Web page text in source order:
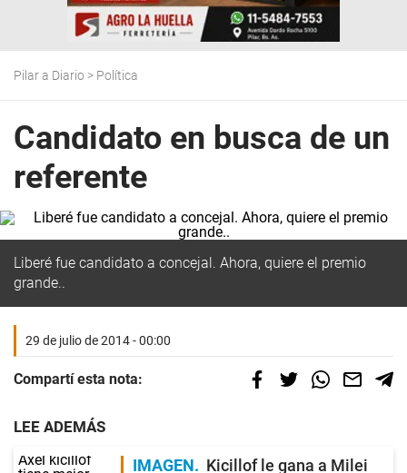
Pilar a Diario > Política
Candidato en busca de un
referente
Liberé fue candidato a concejal. Ahora, quiere el premio
grande..
29 de julio de 2014 - 00:00
Compartí esta nota:
LEE ADEMÁS
IMAGEN
Kicillof le gana a Milei